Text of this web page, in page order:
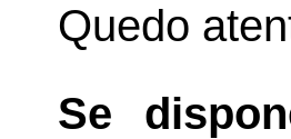
Quedo
Se